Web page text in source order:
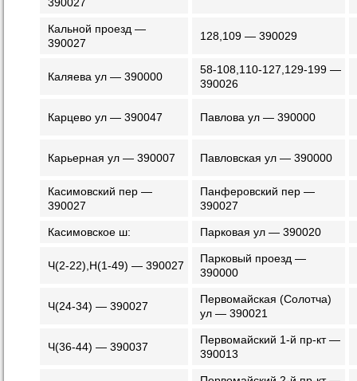
Кальной проезд —
390027
128,109 — 390029
Каляева ул — 390000
58-108,110-127,129-199 —
390026
Карцево ул — 390047 Павлова ул — 390000
Карьерная ул — 390007 Павловская ул — 390000
Касимовский пер —
390027
Панферовский пер —
390027
Касимовское ш: Парковая ул — 390020
Ч(2-22),Н(1-49) — 390027
Парковый проезд —
390000
Ч(24-34) — 390027
Первомайская (Солотча)
ул — 390021
Ч(36-44) — 390037
Первомайский 1-й пр-кт —
390013